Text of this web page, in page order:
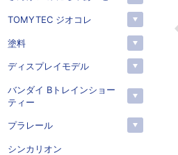
TOMYTEC ジオコレ
塗料
ディスプレイモデル
バンダイ Bトレインショー
ティー
プラレール
シンカリオン